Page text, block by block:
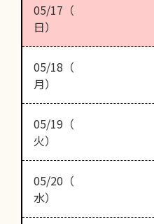
05/17（
日）
05/18（
月）
05/19（
火）
05/20（
水）